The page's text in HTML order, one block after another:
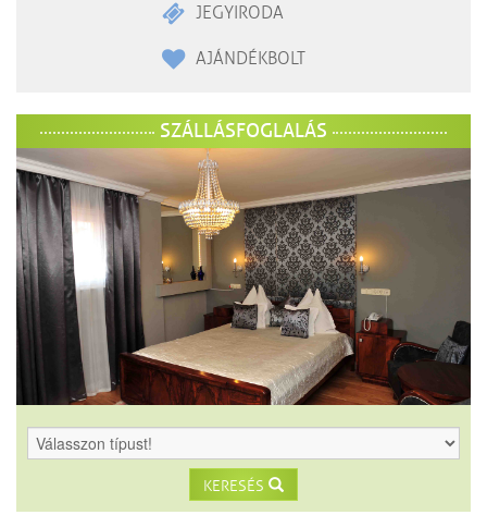
JEGYIRODA
AJÁNDÉKBOLT
SZÁLLÁSFOGLALÁS
KERESÉS